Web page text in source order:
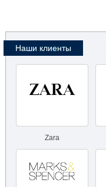
Наши клиенты
Zara